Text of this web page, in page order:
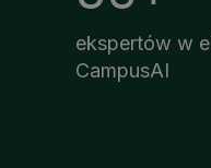
ekspertów w
CampusAI